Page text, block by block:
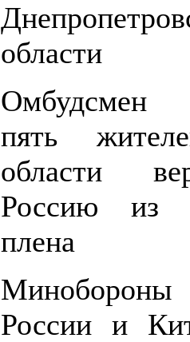
области
Омбудсмен
пять
области
Россию из
плена
России и